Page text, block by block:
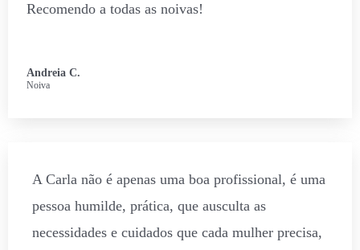
Recomendo a todas as noivas!
Andreia C.
Noiva
A Carla não é apenas uma boa profissional, é uma
pessoa humilde, prática, que ausculta as
necessidades e cuidados que cada mulher precisa,